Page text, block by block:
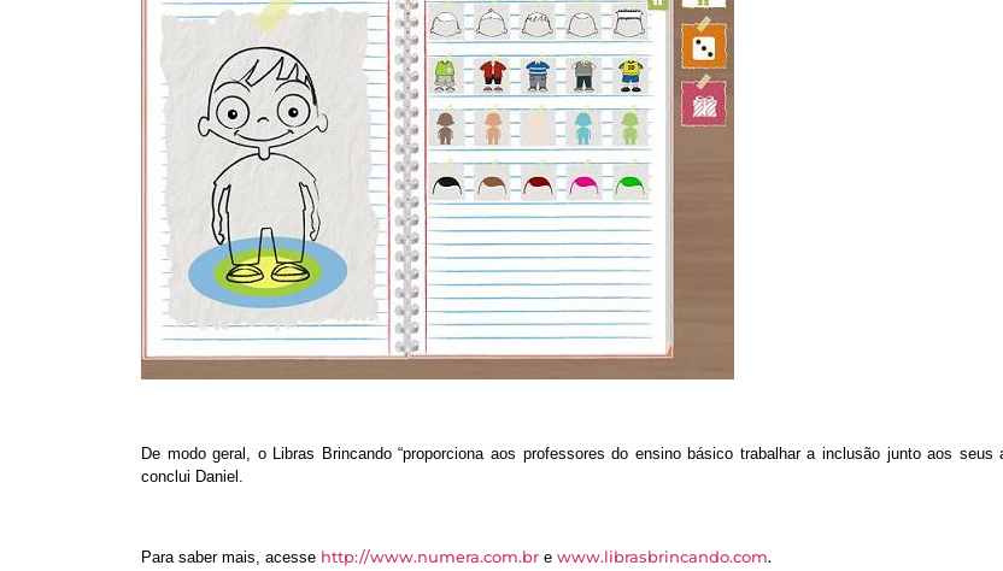
De modo geral, o Libras Brincando “proporciona aos professores do ensino básico trabalhar a inclusão junto aos
conclui Daniel.
Para saber mais, acesse http://www.numera.com.br e www.librasbrincando.com.